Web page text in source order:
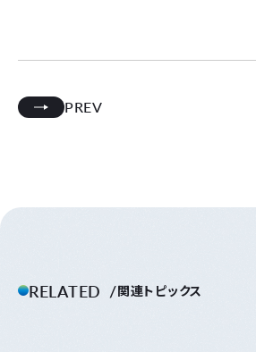
PREV
RELATED 関連トピックス